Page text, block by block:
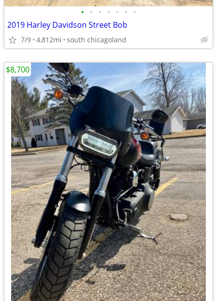
• • • • • • •
2019 Harley Davidson Street Bob
7/9 4,812mi south chicagoland
$8,700